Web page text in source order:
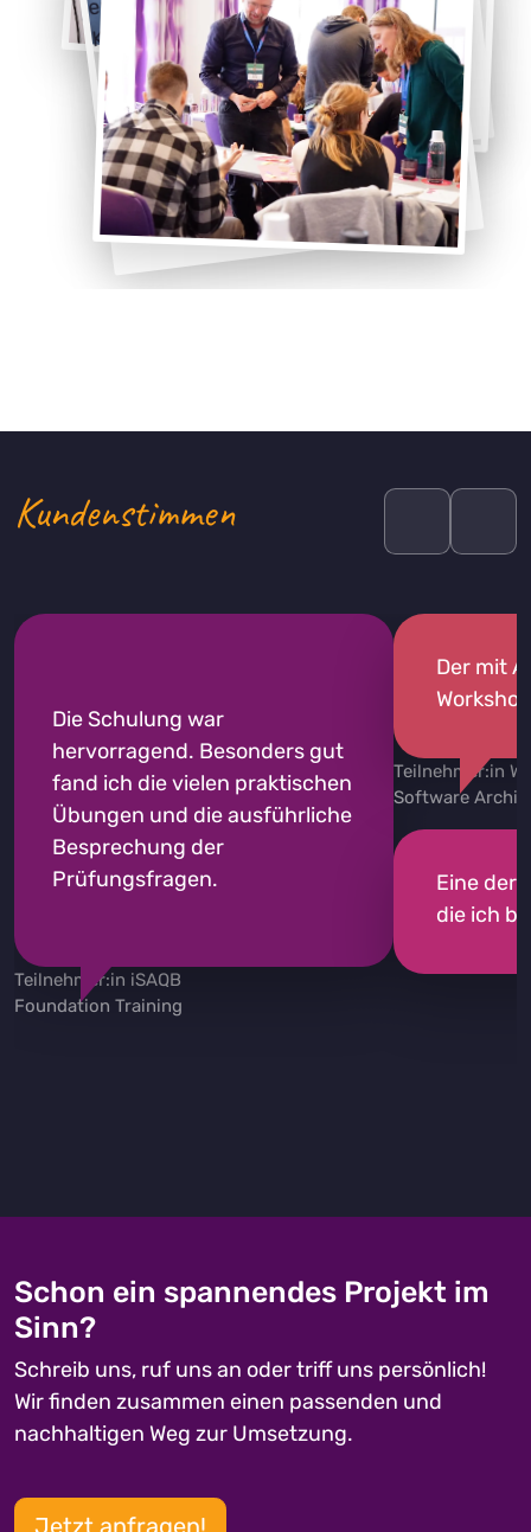
Kundenstimmen
Die Schulung war
hervorragend. Besonders gut
fand ich die vielen praktischen
Übungen und die ausführliche
Besprechung der
Prüfungsfragen.
Teilnehmer:in iSAQB
Foundation Training
Der mit
Teilnehmer:in
Software
Eine der
die ich
Schon ein spannendes Projekt im
Sinn?
Schreib uns, ruf uns an oder triff uns persönlich!
Wir finden zusammen einen passenden und
nachhaltigen Weg zur Umsetzung.
Jetzt anfragen!